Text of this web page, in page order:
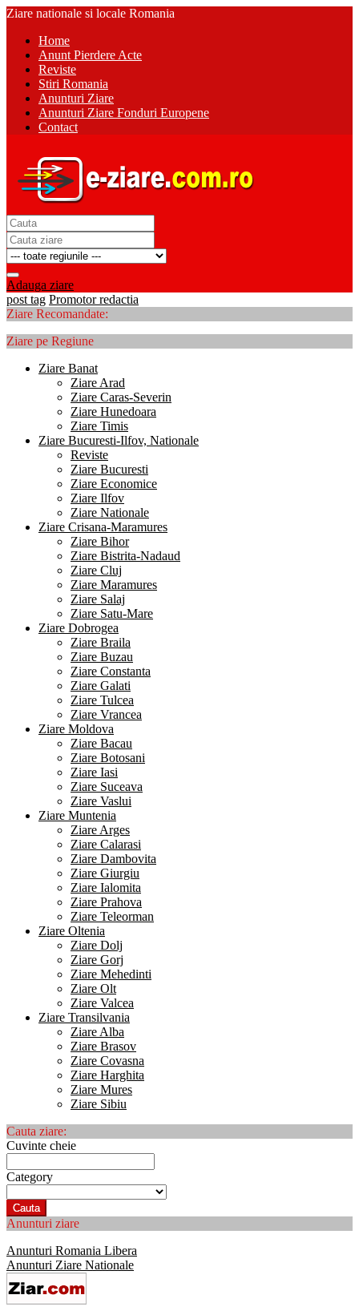
Ziare nationale si locale Romania
Home
Anunt Pierdere Acte
Reviste
Stiri Romania
Anunturi Ziare
Anunturi Ziare Fonduri Europene
Contact
Adauga ziare
post tag Promotor redactia
Ziare Recomandate:
Ziare pe Regiune
Ziare Banat
Ziare Arad
Ziare Caras-Severin
Ziare Hunedoara
Ziare Timis
Ziare Bucuresti-Ilfov, Nationale
Reviste
Ziare Bucuresti
Ziare Economice
Ziare Ilfov
Ziare Nationale
Ziare Crisana-Maramures
Ziare Bihor
Ziare Bistrita-Nadaud
Ziare Cluj
Ziare Maramures
Ziare Salaj
Ziare Satu-Mare
Ziare Dobrogea
Ziare Braila
Ziare Buzau
Ziare Constanta
Ziare Galati
Ziare Tulcea
Ziare Vrancea
Ziare Moldova
Ziare Bacau
Ziare Botosani
Ziare Iasi
Ziare Suceava
Ziare Vaslui
Ziare Muntenia
Ziare Arges
Ziare Calarasi
Ziare Dambovita
Ziare Giurgiu
Ziare Ialomita
Ziare Prahova
Ziare Teleorman
Ziare Oltenia
Ziare Dolj
Ziare Gorj
Ziare Mehedinti
Ziare Olt
Ziare Valcea
Ziare Transilvania
Ziare Alba
Ziare Brasov
Ziare Covasna
Ziare Harghita
Ziare Mures
Ziare Sibiu
Cauta ziare:
Cuvinte cheie
Category
Cauta
Anunturi ziare
Anunturi Romania Libera
Anunturi Ziare Nationale